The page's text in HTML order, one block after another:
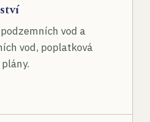
vod a
vod, poplatková